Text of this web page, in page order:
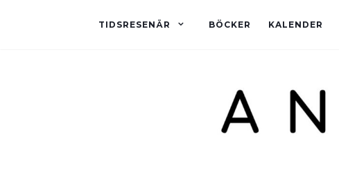
TIDSRESENÄR BÖCKER KALENDER